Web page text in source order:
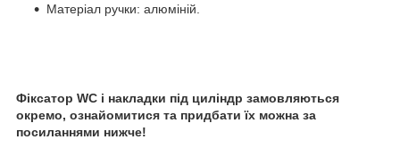
Матеріал ручки: алюміній.
Фіксатор WC і накладки під циліндр замовляються
окремо, ознайомитися та придбати їх можна за
посиланнями нижче!